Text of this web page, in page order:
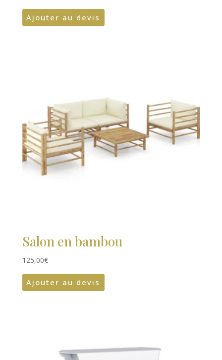
Ajouter au devis
Salon en bambou
125,00€
Ajouter au devis